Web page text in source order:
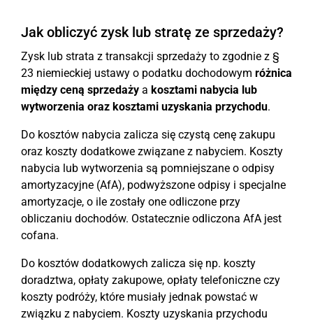
Jak obliczyć zysk lub stratę ze sprzedaży?
Zysk lub strata z transakcji sprzedaży to zgodnie z §
23 niemieckiej ustawy o podatku dochodowym różnica
między ceną sprzedaży a kosztami nabycia lub
wytworzenia oraz kosztami uzyskania przychodu.
Do kosztów nabycia zalicza się czystą cenę zakupu
oraz koszty dodatkowe związane z nabyciem. Koszty
nabycia lub wytworzenia są pomniejszane o odpisy
amortyzacyjne (AfA), podwyższone odpisy i specjalne
amortyzacje, o ile zostały one odliczone przy
obliczaniu dochodów. Ostatecznie odliczona AfA jest
cofana.
Do kosztów dodatkowych zalicza się np. koszty
doradztwa, opłaty zakupowe, opłaty telefoniczne czy
koszty podróży, które musiały jednak powstać w
związku z nabyciem. Koszty uzyskania przychodu